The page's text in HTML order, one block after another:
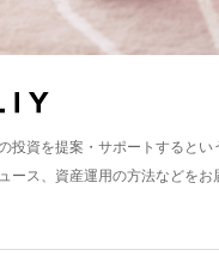
投資を提案・サポートするとい
ース、資産運用の方法などをお